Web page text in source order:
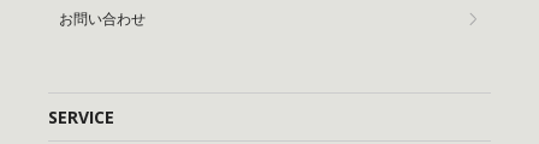
お問い合わせ
SERVICE